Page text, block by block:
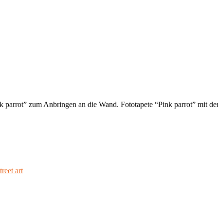
parrot” zum Anbringen an die Wand. Fototapete “Pink parrot” mit
art